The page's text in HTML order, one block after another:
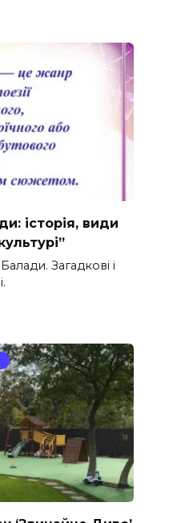
історія, види
Загадкові і